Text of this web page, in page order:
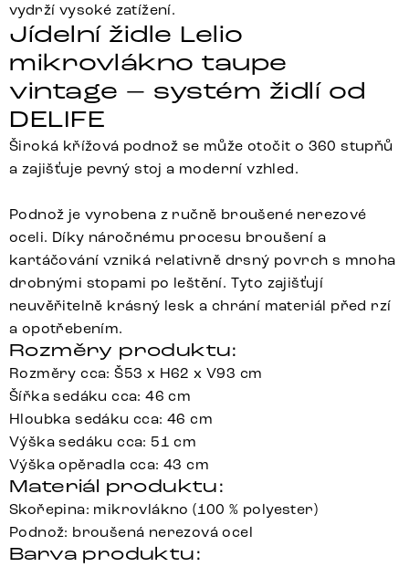
vydrží vysoké zatížení.
Jídelní židle Lelio
mikrovlákno taupe
vintage – systém židlí od
DELIFE
Široká křížová podnož se může otočit o 360 stupňů
a zajišťuje pevný stoj a moderní vzhled.
Podnož je vyrobena z ručně broušené nerezové
oceli. Díky náročnému procesu broušení a
kartáčování vzniká relativně drsný povrch s mnoha
drobnými stopami po leštění. Tyto zajišťují
neuvěřitelně krásný lesk a chrání materiál před rzí
a opotřebením.
Rozměry produktu:
Rozměry cca: Š53 x H62 x V93 cm
Šířka sedáku cca: 46 cm
Hloubka sedáku cca: 46 cm
Výška sedáku cca: 51 cm
Výška opěradla cca: 43 cm
Materiál produktu:
Skořepina: mikrovlákno (100 % polyester)
Podnož: broušená nerezová ocel
Barva produktu: